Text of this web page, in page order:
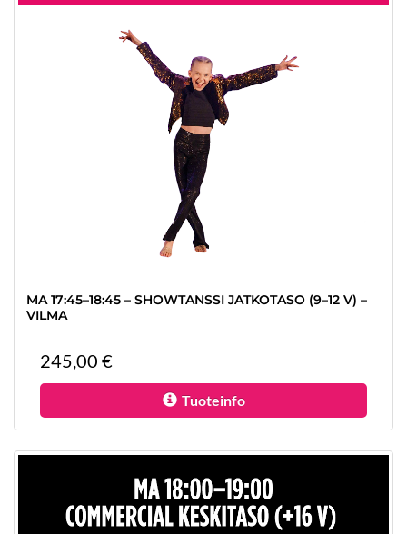
MA 17:45–18:45 – SHOWTANSSI JATKOTASO (9–12 V) –
VILMA
245,00 €
Tuoteinfo